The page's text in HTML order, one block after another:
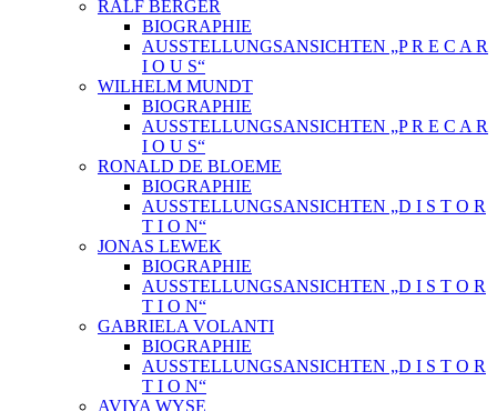
RALF BERGER
BIOGRAPHIE
AUSSTELLUNGSANSICHTEN „P R E C A R
I O U S“
WILHELM MUNDT
BIOGRAPHIE
AUSSTELLUNGSANSICHTEN „P R E C A R
I O U S“
RONALD DE BLOEME
BIOGRAPHIE
AUSSTELLUNGSANSICHTEN „D I S T O R
T I O N“
JONAS LEWEK
BIOGRAPHIE
AUSSTELLUNGSANSICHTEN „D I S T O R
T I O N“
GABRIELA VOLANTI
BIOGRAPHIE
AUSSTELLUNGSANSICHTEN „D I S T O R
T I O N“
AVIYA WYSE